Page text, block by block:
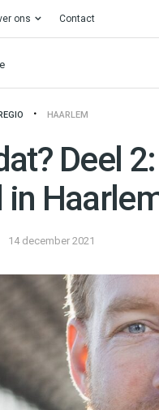
ons Contact
HAARLEM
Deel
in
14 december 2021